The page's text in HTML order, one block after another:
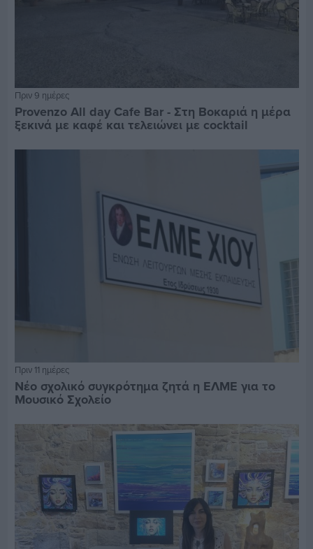
Πριν 9 ημέρες
Provenzo All day Cafe Bar - Στη Βοκαριά η μέρα
ξεκινά με καφέ και τελειώνει με cocktail
Πριν 11 ημέρες
Νέο σχολικό συγκρότημα ζητά η ΕΛΜΕ για το
Μουσικό Σχολείο